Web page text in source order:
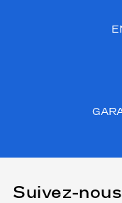
Suivez-nous